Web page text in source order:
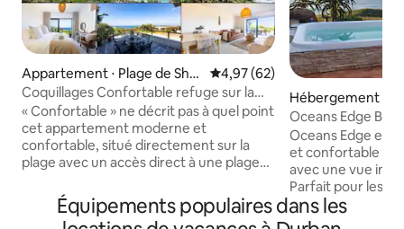
Appartement ⋅ Plage de She
ffield
Évaluation moyenne sur la
4,97 (62)
Coquillages Confortable refuge sur la
plage
« Confortable » ne décrit pas à quel point
cet appartement moderne et
confortable, situé directement sur la
plage avec un accès direct à une plage
profiter. L'appartement en duplex est
situé dans un complexe sécurisé, avec
Hébergement ⋅
Oceans Edge
couchages -
Oceans Edge est
et confortable de
avec une vue
Parfait pour les
autorisées.
détendre et vous
Équipements populaires dans les